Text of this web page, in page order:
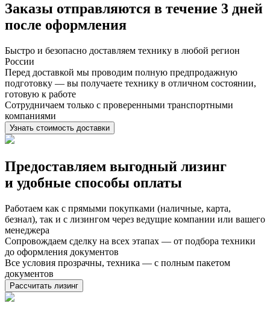
Заказы отправляются в течение 3 дней
после оформления
Быстро и безопасно доставляем технику в любой регион
России
Перед доставкой мы проводим полную предпродажную
подготовку — вы получаете технику в отличном состоянии,
готовую к работе
Сотрудничаем только с проверенными транспортными
компаниями
Узнать стоимость доставки
Предоставляем выгодный лизинг
и удобные способы оплаты
Работаем как с прямыми покупками (наличные, карта,
безнал), так и с лизингом через ведущие компании или вашего
менеджера
Сопровождаем сделку на всех этапах — от подбора техники
до оформления документов
Все условия прозрачны, техника — с полным пакетом
документов
Рассчитать лизинг